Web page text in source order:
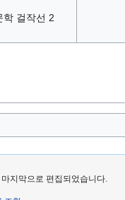
학 걸작선 2
지막으로 편집되었습니다.